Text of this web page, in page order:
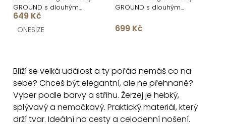
GROUND s dlouhým
rukávem
649 Kč
ONESIZE
GROUND s dlouhým
699 Kč
l
á
d
a
Blíží se velká událost a ty pořád nemáš co na
sebe? Chceš být elegantní, ale ne přehnaně?
Vyber podle barvy a střihu. Žerzej je hebký,
splývavý a nemačkavý. Praktický materiál, který
drží tvar. Ideální na cesty a celodenní nošení.